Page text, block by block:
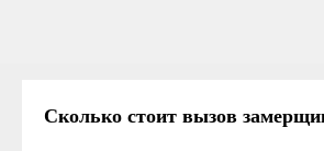
Сколько стоит вызов